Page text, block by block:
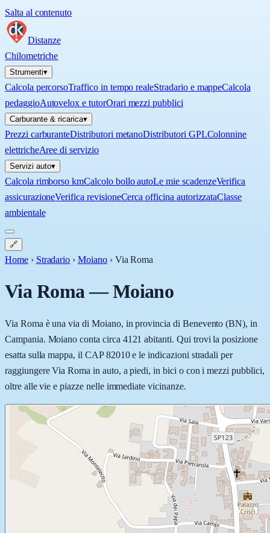
Salta al contenuto
Distanze
Chilometriche
Strumenti▾
Calcola percorsoTraffico in tempo realeStradario e mappeCalcola
pedaggioAutovelox e tutorOrari mezzi pubblici
Carburante & ricarica▾
Prezzi carburanteDistributori metanoDistributori GPLColonnine
elettricheAree di servizio
Servizi auto▾
Calcola rimborso kmCalcolo bollo autoLe mie scadenzeVerifica
assicurazioneVerifica revisioneCerca officina autorizzataClasse
ambientale
🔗
Home › Stradario › Moiano › Via Roma
Via Roma—Moiano
Via Roma è una via di Moiano, in provincia di Benevento (BN), in
Campania. Moiano conta circa 4121 abitanti. Qui trovi la posizione
esatta sulla mappa, il CAP 82010 e le indicazioni stradali per
raggiungere Via Roma in auto, a piedi, in bici o con i mezzi pubblici,
oltre alle vie e piazze nelle immediate vicinanze.